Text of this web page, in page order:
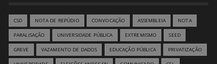
CSD NOTA DE REPÚDIO CONVOCAÇÃO ASSEMBLEIA NOTA
PARALISAÇÃO UNIVERSIDADE PÚBLICA EXTREMISMO SEED
GREVE VAZAMENTO DE DADOS EDUCAÇÃO PÚBLICA PRIVATIZAÇÃO